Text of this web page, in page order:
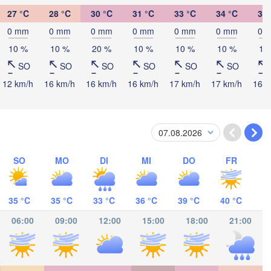
27 °C
0 mm
10 %
SO
12 km/h
28 °C
0 mm
10 %
SO
16 km/h
30 °C
0 mm
20 %
SO
16 km/h
31 °C
0 mm
10 %
SO
16 km/h
33 °C
0 mm
10 %
SO
17 km/h
34 °C
0 mm
10 %
SO
17 km/h
34
0
10
16
SO
35 °C
MO
35 °C
DI
33 °C
MI
36 °C
DO
39 °C
FR
40 °C
06:00 09:00 12:00 15:00 18:00 21:00
Port-au-Prince
Kingston
Riohacha
Jérémie
Valledupar
T